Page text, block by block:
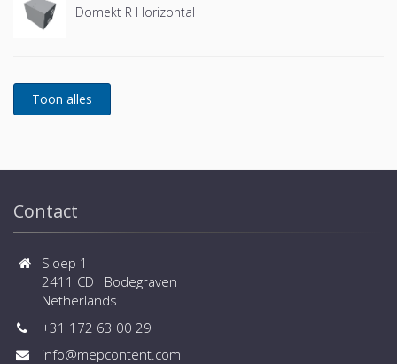
Domekt R Horizontal
Contact
Sloep 1
2411 CD Bodegraven
Netherlands
+31 172 63 00 29
info@mepcontent.com